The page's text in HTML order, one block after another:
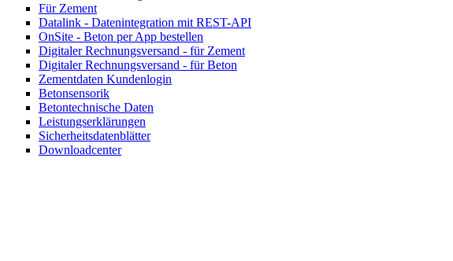
Für Zement
Datalink - Datenintegration mit REST-API
OnSite - Beton per App bestellen
Digitaler Rechnungsversand - für Zement
Digitaler Rechnungsversand - für Beton
Zementdaten Kundenlogin
Betonsensorik
Betontechnische Daten
Leistungserklärungen
Sicherheitsdatenblätter
Downloadcenter